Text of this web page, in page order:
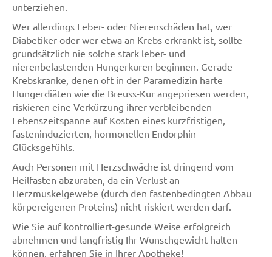
unterziehen.
Wer allerdings Leber- oder Nierenschäden hat, wer
Diabetiker oder wer etwa an Krebs erkrankt ist, sollte
grundsätzlich nie solche stark leber- und
nierenbelastenden Hungerkuren beginnen. Gerade
Krebskranke, denen oft in der Paramedizin harte
Hungerdiäten wie die Breuss-Kur angepriesen werden,
riskieren eine Verkürzung ihrer verbleibenden
Lebenszeitspanne auf Kosten eines kurzfristigen,
fasteninduzierten, hormonellen Endorphin-
Glücksgefühls.
Auch Personen mit Herzschwäche ist dringend vom
Heilfasten abzuraten, da ein Verlust an
Herzmuskelgewebe (durch den fastenbedingten Abbau
körpereigenen Proteins) nicht riskiert werden darf.
Wie Sie auf kontrolliert-gesunde Weise erfolgreich
abnehmen und langfristig Ihr Wunschgewicht halten
können, erfahren Sie in Ihrer Apotheke!